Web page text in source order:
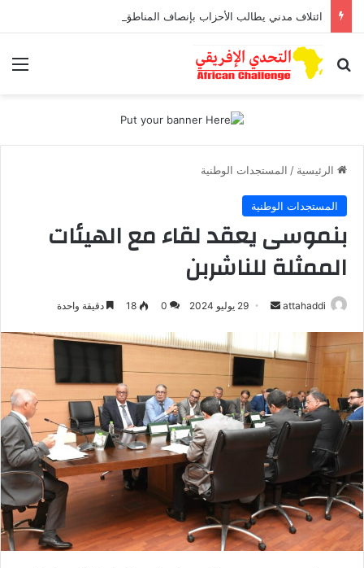
بحث عن
الرئيسية / المستجدات الوطنية
المستجدات الوطنية
بنموسى يعقد لقاء مع الهيئات
الممثلة للناشربن
attahaddi
أرسل 29 يوليو 2024 0
18 دقيقة واحدة